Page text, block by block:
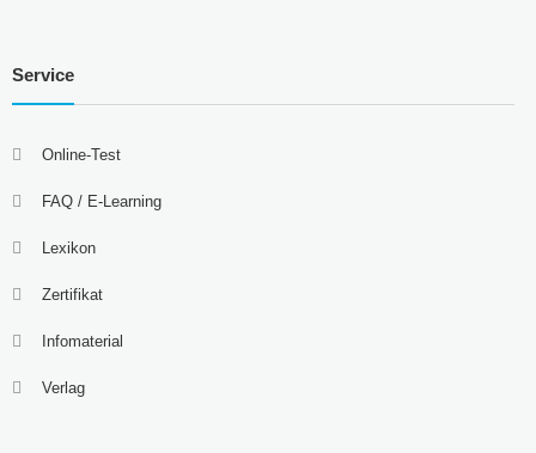
Service
Online-Test
FAQ / E-Learning
Lexikon
Zertifikat
Infomaterial
Verlag